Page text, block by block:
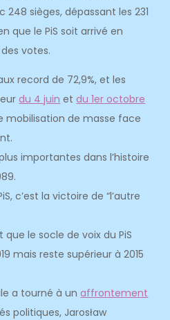
248 sièges, dépassant les 231
que le PiS soit arrivé en
votes.
record de 72,9%, et les
du 4 juin etdu 1er octobre
mobilisation de masse face
importantes dans l’histoire
c’est la victoire de “l’autre
que le socle de voix du PiS
mais reste supérieur à 2015
a tourné à unaffrontement
politiques, Jarosław